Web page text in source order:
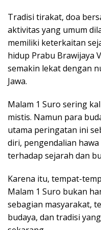
Tradisi tirakat, doa
aktivitas yang umum
memiliki keterkaitan
hidup Prabu Brawijaya
semakin lekat dengan
Jawa.
Malam 1 Suro sering
mistis. Namun para
utama peringatan ini
diri, pengendalian
terhadap sejarah dan
Karena itu, tempat-
Malam 1 Suro bukan
sebagian masyarakat,
budaya, dan tradisi